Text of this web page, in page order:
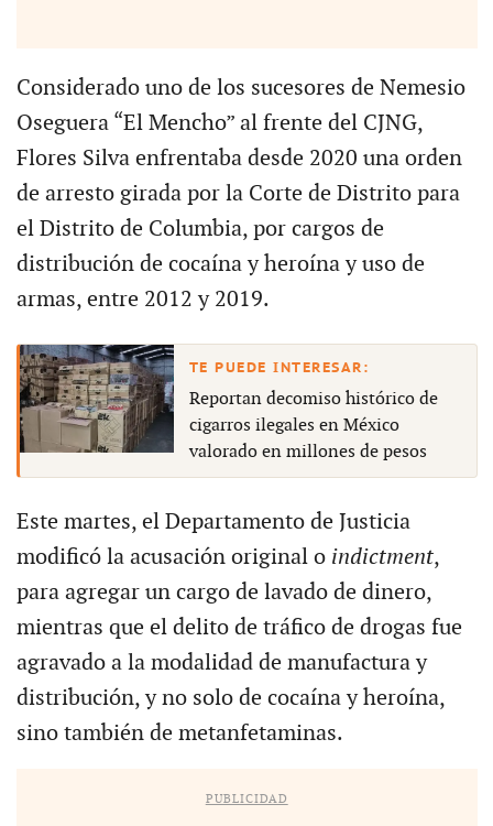
Considerado uno de los sucesores de Nemesio
Oseguera “El Mencho” al frente del CJNG,
Flores Silva enfrentaba desde 2020 una orden
de arresto girada por la Corte de Distrito para
el Distrito de Columbia, por cargos de
distribución de cocaína y heroína y uso de
armas, entre 2012 y 2019.
Reportan decomiso histórico de
cigarros ilegales en México
valorado en millones de pesos
Este martes, el Departamento de Justicia
modificó la acusación original o indictment,
para agregar un cargo de lavado de dinero,
mientras que el delito de tráfico de drogas fue
agravado a la modalidad de manufactura y
distribución, y no solo de cocaína y heroína,
sino también de metanfetaminas.
PUBLICIDAD